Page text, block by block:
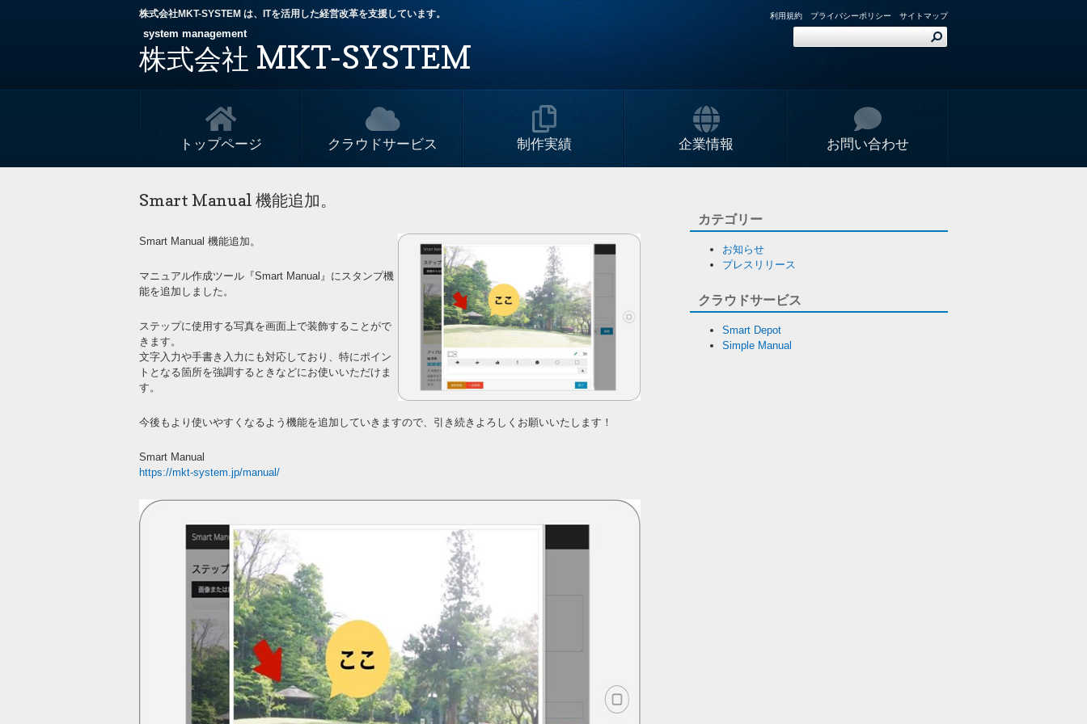
株式会社MKT-SYSTEM は、ITを活用した経営改革を支援しています。
system management
株式会社 MKT-SYSTEM
サイトマップ
プライバシーポリシー
利用規約
トップページ クラウドサービス 制作実績 企業情報 お問い合わせ
Smart Manual 機能追加。
Smart Manual 機能追加。
マニュアル作成ツール『Smart Manual』にスタンプ機
能を追加しました。
ステップに使用する写真を画面上で装飾することがで
きます。
文字入力や手書き入力にも対応しており、特にポイン
トとなる箇所を強調するときなどにお使いいただけま
す。
今後もより使いやすくなるよう機能を追加していきますので、引き続きよろしくお願いいたします！
Smart Manual
https://mkt-system.jp/manual/
カテゴリー
お知らせ
プレスリリース
クラウドサービス
Smart Depot
Simple Manual